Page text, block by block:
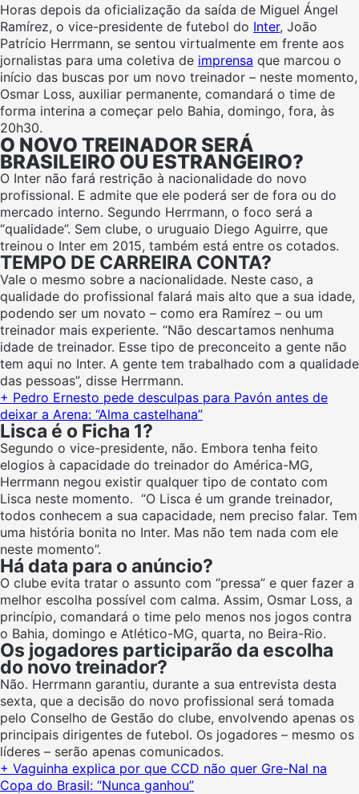
Horas depois da oficialização da saída de Miguel Ángel
Ramírez, o vice-presidente de futebol do Inter, João
Patrício Herrmann, se sentou virtualmente em frente aos
jornalistas para uma coletiva de imprensa que marcou o
início das buscas por um novo treinador – neste momento,
Osmar Loss, auxiliar permanente, comandará o time de
forma interina a começar pelo Bahia, domingo, fora, às
20h30.
O NOVO TREINADOR SERÁ
BRASILEIRO OU ESTRANGEIRO?
O Inter não fará restrição à nacionalidade do novo
profissional. E admite que ele poderá ser de fora ou do
mercado interno. Segundo Herrmann, o foco será a
“qualidade”. Sem clube, o uruguaio Diego Aguirre, que
treinou o Inter em 2015, também está entre os cotados.
TEMPO DE CARREIRA CONTA?
Vale o mesmo sobre a nacionalidade. Neste caso, a
qualidade do profissional falará mais alto que a sua idade,
podendo ser um novato – como era Ramírez – ou um
treinador mais experiente. “Não descartamos nenhuma
idade de treinador. Esse tipo de preconceito a gente não
tem aqui no Inter. A gente tem trabalhado com a qualidade
das pessoas”, disse Herrmann.
+ Pedro Ernesto pede desculpas para Pavón antes de
deixar a Arena: “Alma castelhana”
Lisca é o Ficha 1?
Segundo o vice-presidente, não. Embora tenha feito
elogios à capacidade do treinador do América-MG,
Herrmann negou existir qualquer tipo de contato com
Lisca neste momento. “O Lisca é um grande treinador,
todos conhecem a sua capacidade, nem preciso falar. Tem
uma história bonita no Inter. Mas não tem nada com ele
neste momento”.
Há data para o anúncio?
O clube evita tratar o assunto com “pressa” e quer fazer a
melhor escolha possível com calma. Assim, Osmar Loss, a
princípio, comandará o time pelo menos nos jogos contra
o Bahia, domingo e Atlético-MG, quarta, no Beira-Rio.
Os jogadores participarão da escolha
do novo treinador?
Não. Herrmann garantiu, durante a sua entrevista desta
sexta, que a decisão do novo profissional será tomada
pelo Conselho de Gestão do clube, envolvendo apenas os
principais dirigentes de futebol. Os jogadores – mesmo os
líderes – serão apenas comunicados.
+ Vaguinha explica por que CCD não quer Gre-Nal na
Copa do Brasil: “Nunca ganhou”